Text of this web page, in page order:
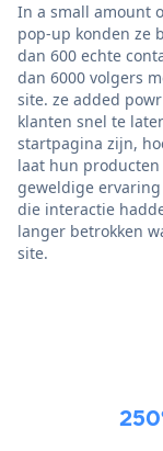
In a small amount
pop-up konden ze
dan 600 echte
dan 6000 volgers
site. ze added
klanten snel te
startpagina zijn,
laat hun
geweldige
die interactie
langer betrokken
site.